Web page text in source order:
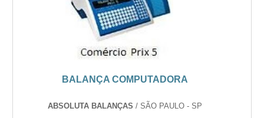
BALANÇA COMPUTADORA
ABSOLUTA BALANÇAS / SÃO PAULO - SP